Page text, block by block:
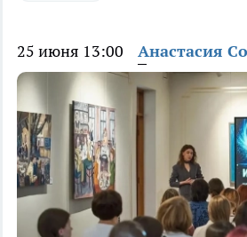
25 июня 13:00 Анастасия